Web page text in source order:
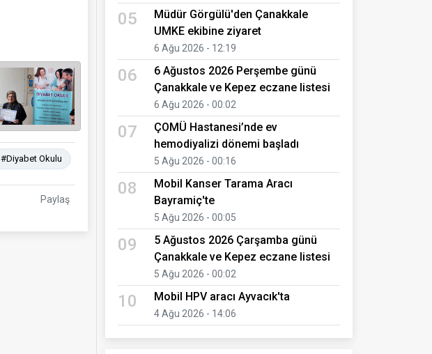
#Diyabet Okulu
Paylaş
05
Müdür Görgülü'den Çanakkale
UMKE ekibine ziyaret
6 Ağu 2026 - 12:19
06
6 Ağustos 2026 Perşembe günü
Çanakkale ve Kepez eczane listesi
6 Ağu 2026 - 00:02
07
ÇOMÜ Hastanesi’nde ev
hemodiyalizi dönemi başladı
5 Ağu 2026 - 00:16
08
Mobil Kanser Tarama Aracı
Bayramiç'te
5 Ağu 2026 - 00:05
09
5 Ağustos 2026 Çarşamba günü
Çanakkale ve Kepez eczane listesi
5 Ağu 2026 - 00:02
10 Mobil HPV aracı Ayvacık'ta
4 Ağu 2026 - 14:06